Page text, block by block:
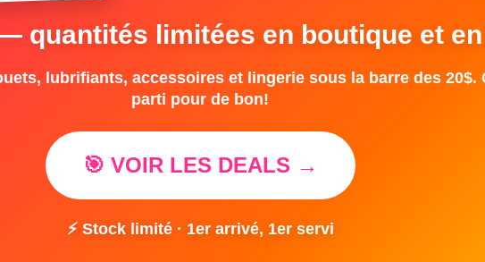
quantités limitées en boutique et
lubrifiants, accessoires et lingerie sous la barre des 20$.
parti pour de bon!
🎯 VOIR LES DEALS →
⚡ Stock limité · 1er arrivé, 1er servi